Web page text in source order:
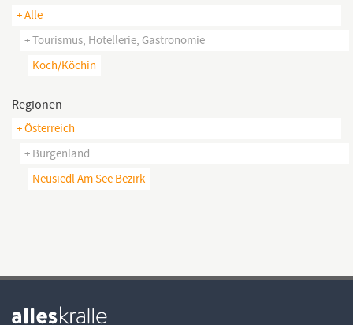
+ Alle
+ Tourismus, Hotellerie, Gastronomie
Koch/köchin
Regionen
+ Österreich
+ Burgenland
Neusiedl Am See Bezirk